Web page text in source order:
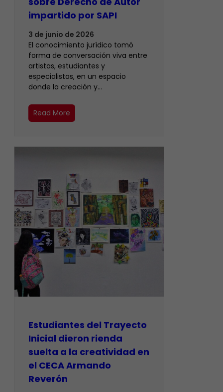
impartido por SAPI
3 de junio de 2026
El conocimiento jurídico tomó
forma de conversación viva entre
artistas, estudiantes y
especialistas, en un espacio
donde la creación y…
Read More
Estudiantes del Trayecto
Inicial dieron rienda
suelta a la creatividad en
el CECA Armando
Reverón